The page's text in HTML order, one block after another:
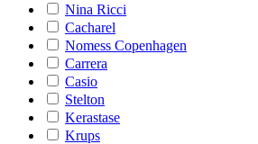
Nina Ricci
Cacharel
Nomess Copenhagen
Carrera
Casio
Stelton
Kerastase
Krups